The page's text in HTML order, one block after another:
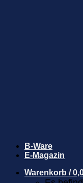
B-Ware
E-Magazin
Warenkorb /